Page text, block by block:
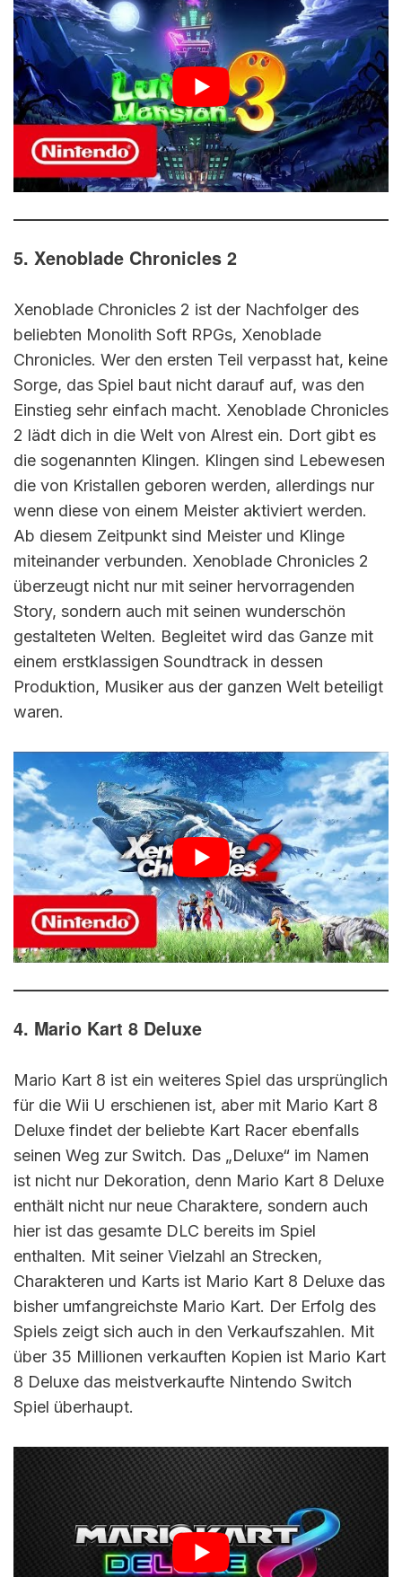
5. Xenoblade Chronicles 2
Xenoblade Chronicles 2 ist der Nachfolger des
beliebten Monolith Soft RPGs, Xenoblade
Chronicles. Wer den ersten Teil verpasst hat, keine
Sorge, das Spiel baut nicht darauf auf, was den
Einstieg sehr einfach macht. Xenoblade Chronicles
2 lädt dich in die Welt von Alrest ein. Dort gibt es
die sogenannten Klingen. Klingen sind Lebewesen
die von Kristallen geboren werden, allerdings nur
wenn diese von einem Meister aktiviert werden.
Ab diesem Zeitpunkt sind Meister und Klinge
miteinander verbunden. Xenoblade Chronicles 2
überzeugt nicht nur mit seiner hervorragenden
Story, sondern auch mit seinen wunderschön
gestalteten Welten. Begleitet wird das Ganze mit
einem erstklassigen Soundtrack in dessen
Produktion, Musiker aus der ganzen Welt beteiligt
waren.
4. Mario Kart 8 Deluxe
Mario Kart 8 ist ein weiteres Spiel das ursprünglich
für die Wii U erschienen ist, aber mit Mario Kart 8
Deluxe findet der beliebte Kart Racer ebenfalls
seinen Weg zur Switch. Das „Deluxe“ im Namen
ist nicht nur Dekoration, denn Mario Kart 8 Deluxe
enthält nicht nur neue Charaktere, sondern auch
hier ist das gesamte DLC bereits im Spiel
enthalten. Mit seiner Vielzahl an Strecken,
Charakteren und Karts ist Mario Kart 8 Deluxe das
bisher umfangreichste Mario Kart. Der Erfolg des
Spiels zeigt sich auch in den Verkaufszahlen. Mit
über 35 Millionen verkauften Kopien ist Mario Kart
8 Deluxe das meistverkaufte Nintendo Switch
Spiel überhaupt.